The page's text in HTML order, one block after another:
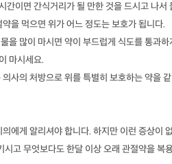
간이면 간식거리가 될 만한 것을 드시고 나서
을 먹으면 위가 어느 정도는 보호가 됩니다.
을 많이 마시면 약이 부드럽게 식도를 통과하
마시세요.
사의 처방으로 위를 특별히 보호하는 약을 같
에게 알리셔야 합니다. 하지만 이런 증상이
고 무엇보다도 한달 이상 오래 관절약을 복